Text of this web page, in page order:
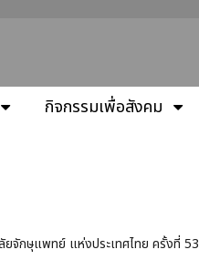
กิจกรรมเพื่อสังคม
ยจักษุแพทย์ แห่งประเทศไทย ครั้งที่ 53